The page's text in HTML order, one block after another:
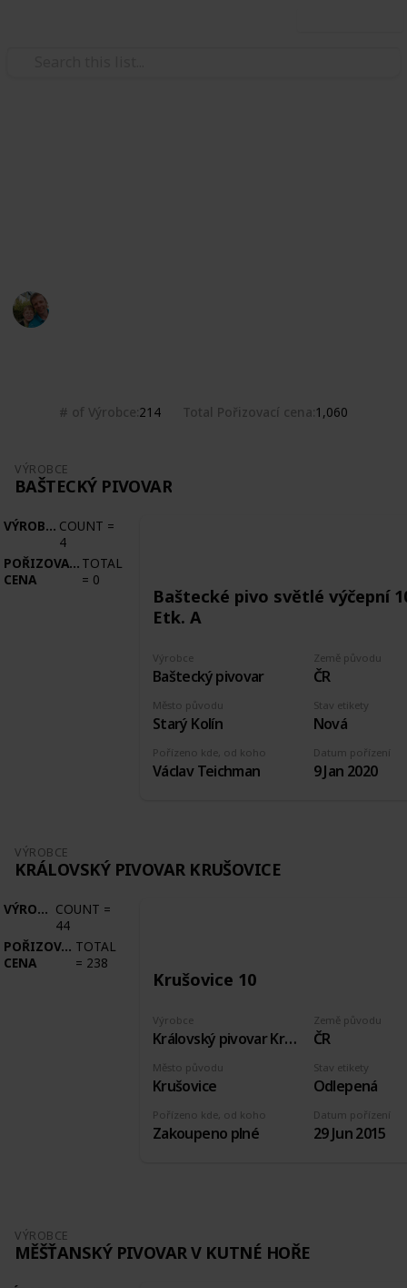
# of Výrobce 214 Total Pořizovací cena 1,060
VÝROBCE
BAŠTECKÝ PIVOVAR
VÝROBCE COUNT =
4
POŘIZOVACÍ
CENA
TOTAL
= 0
Baštecké pivo světlé výčepní
Etk. A
Výrobce
Baštecký pivovar
Země původu
ČR
Pořízeno kde, od koho
Václav Teichman
Stav etikety
Nová
Datum pořízení
9 Jan 2020
Město původu
Starý Kolín
VÝROBCE
KRÁLOVSKÝ PIVOVAR KRUŠOVICE
VÝROBCE COUNT =
44
POŘIZOVACÍ
CENA
TOTAL
= 238
Krušovice 10
Výrobce
Královský pivovar Krušovice
Země původu
ČR
Pořízeno kde, od koho
Zakoupeno plné
Stav etikety
Odlepená
Datum pořízení
29 Jun 2015
Město původu
Krušovice
VÝROBCE
MĚŠŤANSKÝ PIVOVAR V KUTNÉ HOŘE